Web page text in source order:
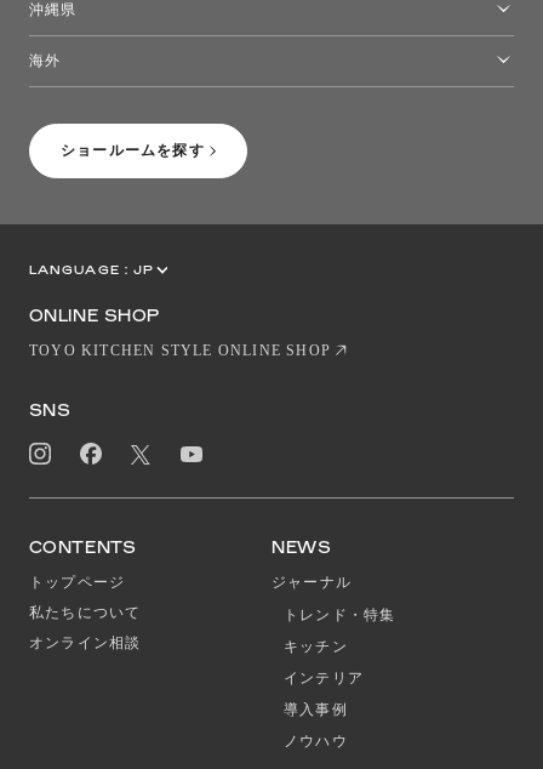
ショールームを探す
沖縄県
海外
LANGUAGE : JP
ONLINE SHOP
TOYO KITCHEN STYLE ONLINE SHOP
SNS
CONTENTS
トップページ
私たちについて
オンライン相談
NEWS
ジャーナル
トレンド・特集
キッチン
インテリア
導入事例
ノウハウ